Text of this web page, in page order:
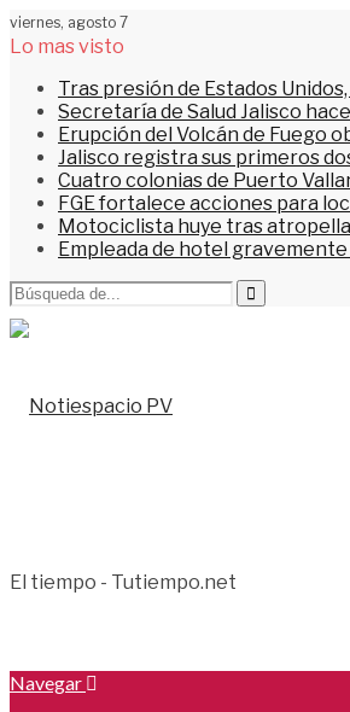
viernes, agosto 7
Lo mas visto
Tras presión de Estados
Secretaría de Salud Jalisco
Erupción del Volcán de Fuego
Jalisco registra sus primeros
Cuatro colonias de Puerto
FGE fortalece acciones para
Motociclista huye tras
Empleada de hotel
El tiempo - Tutiempo.net
Navegar